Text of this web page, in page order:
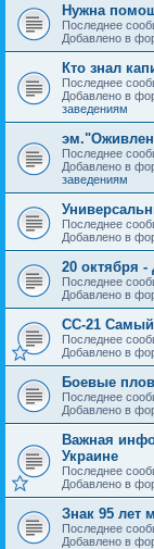
Нужна
Последнее
Добавлено в
Кто знал
Последнее
Добавлено в
заведениям
Последнее
Добавлено в
заведениям
Последнее
Добавлено в
20 октября
Последнее
Добавлено в
СС-21 Самый
Последнее
Добавлено в
Боевые
Последнее
Добавлено в
Важная
Украине
Последнее
Добавлено в
Знак 95 лет
Последнее
Добавлено в